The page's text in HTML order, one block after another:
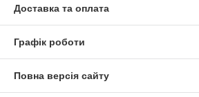
Доставка та оплата
Графік роботи
Повна версія сайту